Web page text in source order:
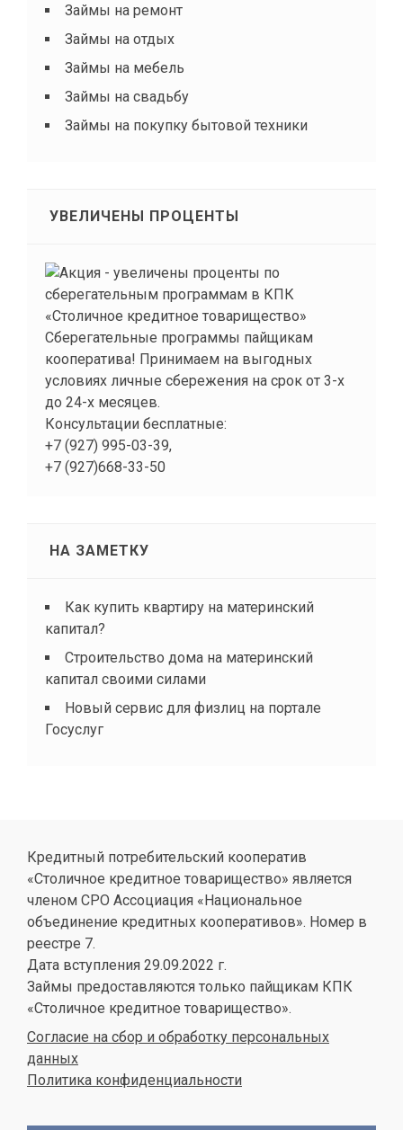
Займы на ремонт
Займы на отдых
Займы на мебель
Займы на свадьбу
Займы на покупку бытовой техники
УВЕЛИЧЕНЫ ПРОЦЕНТЫ
Сберегательные программы пайщикам
кооператива! Принимаем на выгодных
условиях личные сбережения на срок от 3-х
до 24-х месяцев.
Консультации бесплатные:
+7 (927) 995-03-39,
+7 (927)668-33-50
НА ЗАМЕТКУ
Как купить квартиру на материнский
капитал?
Строительство дома на материнский
капитал своими силами
Новый сервис для физлиц на портале
Госуслуг
Кредитный потребительский кооператив
«Столичное кредитное товарищество» является
членом СРО Ассоциация «Национальное
объединение кредитных кооперативов». Номер в
реестре 7.
Дата вступления 29.09.2022 г.
Займы предоставляются только пайщикам КПК
«Столичное кредитное товарищество».
Согласие на сбор и обработку персональных
данных
Политика конфиденциальности